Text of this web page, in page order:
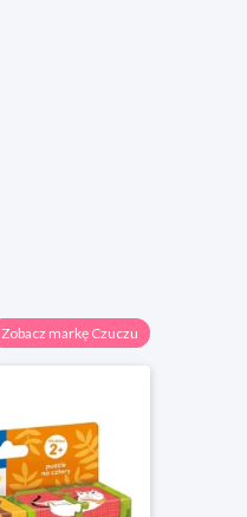
Zobacz markę Czuczu